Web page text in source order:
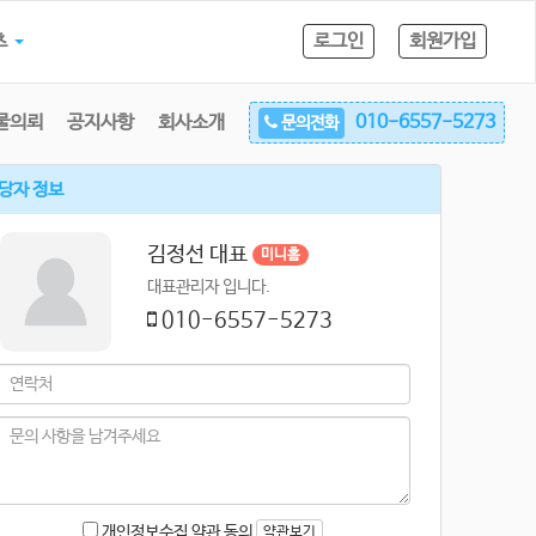
로그인 회원가입
문의전화 010-6557-5273
의뢰 공지사항 회사소개
자 정보
김정선 대표 미니홈
대표관리자 입니다.
010-6557-5273